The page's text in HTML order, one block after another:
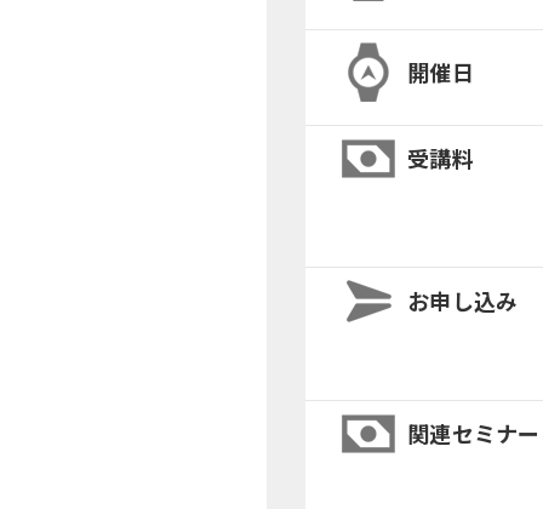
開催日
受講料
お申し込み
関連セミナー